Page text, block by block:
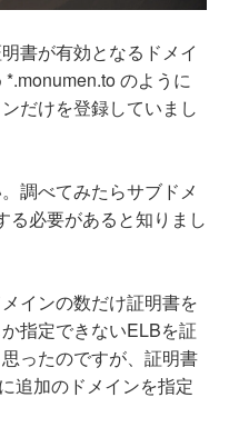
書が有効となるドメイ
のように
だけを登録していまし
調べてみたらサブドメ
る必要があると知りまし
インの数だけ証明書を
指定できないELBを証
ったのですが、証明書
追加のドメインを指定